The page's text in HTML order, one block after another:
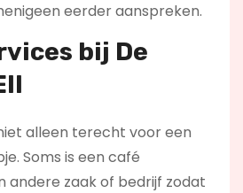
eerder aanspreken.
bij De
alleen terecht voor een
Soms is een café
andere zaak of bedrijf zodat